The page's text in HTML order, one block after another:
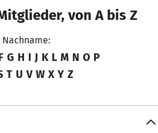
von A bis Z
Nachname:
G H I J K L M N O P
T U V W X Y Z